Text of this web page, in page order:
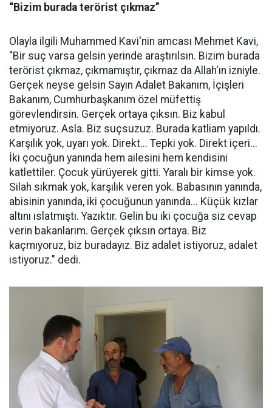
“Bizim burada terörist çıkmaz”
Olayla ilgili Muhammed Kavi'nin amcası Mehmet Kavi,
"Bir suç varsa gelsin yerinde araştırılsın. Bizim burada
terörist çıkmaz, çıkmamıştır, çıkmaz da Allah'ın izniyle.
Gerçek neyse gelsin Sayın Adalet Bakanım, İçişleri
Bakanım, Cumhurbaşkanım özel müfettiş
görevlendirsin. Gerçek ortaya çıksın. Biz kabul
etmiyoruz. Asla. Biz suçsuzuz. Burada katliam yapıldı.
Karşılık yok, uyarı yok. Direkt... Tepki yok. Direkt içeri...
İki çocuğun yanında hem ailesini hem kendisini
katlettiler. Çocuk yürüyerek gitti. Yaralı bir kimse yok.
Silah sıkmak yok, karşılık veren yok. Babasının yanında,
abisinin yanında, iki çocuğunun yanında... Küçük kızlar
altını ıslatmıştı. Yazıktır. Gelin bu iki çocuğa siz cevap
verin bakanlarım. Gerçek çıksın ortaya. Biz
kaçmıyoruz, biz buradayız. Biz adalet istiyoruz, adalet
istiyoruz." dedi.